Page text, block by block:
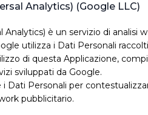
Analytics) (Google LLC)
Analytics) è un servizio di analisi
utilizza i Dati Personali
di questa Applicazione,
sviluppati da Google.
Dati Personali per
pubblicitario.